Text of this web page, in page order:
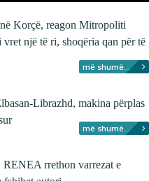
Korçë, reagon Mitropoliti
një të ri, shoqëria qan për të
më shumë...
Librazhd, makina përplas
më shumë...
RENEA rrethon varrezat e